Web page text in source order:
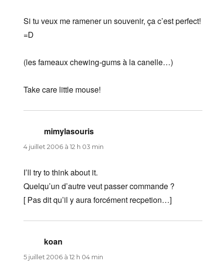
Si tu veux me ramener un souvenir, ça c’est perfect!
=D
(les fameaux chewing-gums à la canelle…)
Take care little mouse!
mimylasouris
4 juillet 2006 à 12 h 03 min
I’ll try to think about it.
Quelqu’un d’autre veut passer commande ?
[ Pas dit qu’il y aura forcément recpetion…]
koan
5 juillet 2006 à 12 h 04 min